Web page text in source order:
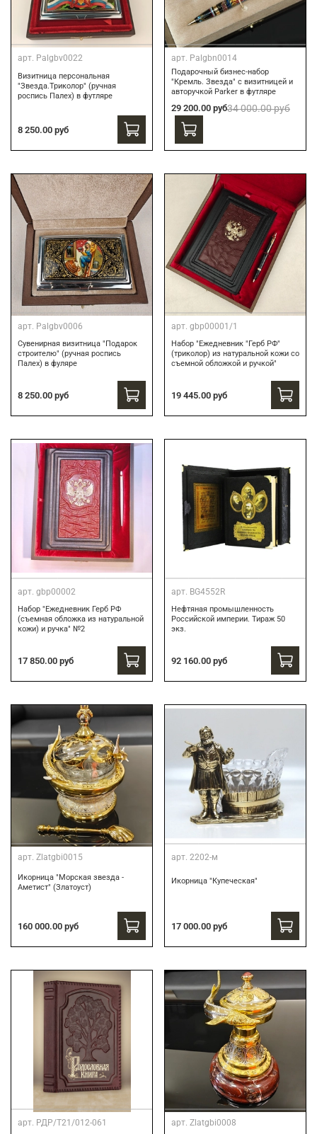
арт. Palgbv0022
Визитница персональная
"Звезда.Триколор" (ручная
роспись Палех) в футляре
8 250.00 руб
арт. Palgbn0014
Подарочный бизнес-набор
"Кремль. Звезда" с визитницей и
авторучкой Parker в футляре
29 200.00 руб34 000.00 руб
арт. Palgbv0006
Сувенирная визитница "Подарок
строителю" (ручная роспись
Палех) в фуляре
8 250.00 руб
арт. gbp00001/1
Набор "Ежедневник "Герб РФ"
(триколор) из натуральной кожи со
съемной обложкой и ручкой"
19 445.00 руб
арт. gbp00002
Набор "Ежедневник Герб РФ
(съемная обложка из натуральной
кожи) и ручка" №2
17 850.00 руб
арт. BG4552R
Нефтяная промышленность
Российской империи. Тираж 50
экз.
92 160.00 руб
арт. Zlatgbi0015
Икорница "Морская звезда -
Аметист" (Златоуст)
160 000.00 руб
арт. 2202-м
Икорница "Купеческая"
17 000.00 руб
арт. РДР/Т21/012-061 арт. Zlatgbi0008